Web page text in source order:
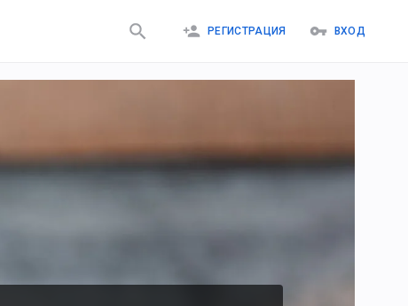
РЕГИСТРАЦИЯ ВХОД